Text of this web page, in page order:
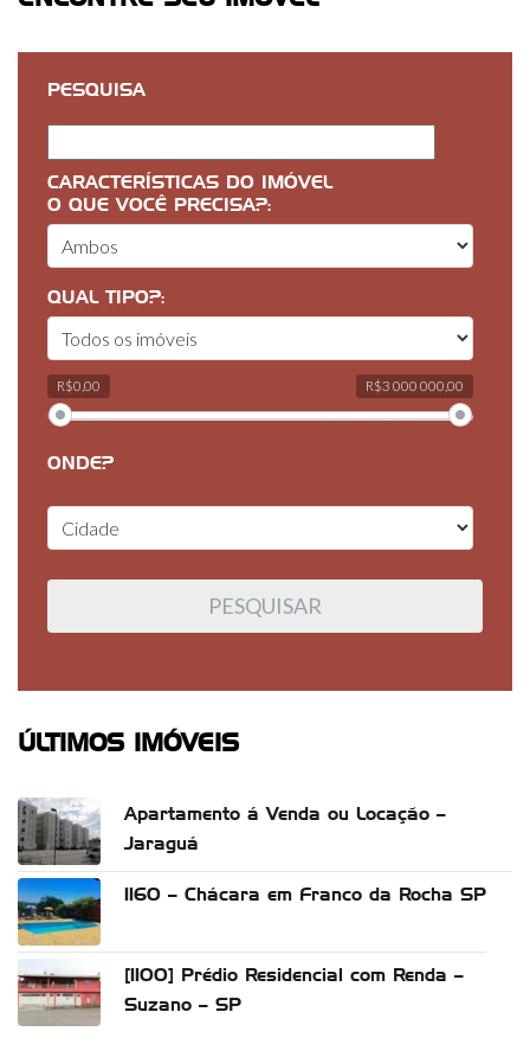
PESQUISA
CARACTERÍSTICAS DO IMÓVEL
O QUE VOCÊ PRECISA?:
QUAL TIPO?:
R$0,00 R$3 000 000,00
ONDE?
ÚLTIMOS IMÓVEIS
Apartamento á Venda ou Locação –
Jaraguá
1160 – Chácara em Franco da Rocha SP
[1100] Prédio Residencial com Renda –
Suzano – SP